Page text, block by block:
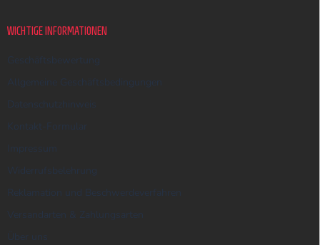
WICHTIGE INFORMATIONEN
Geschäftsbewertung
Allgemeine Geschäftsbedingungen
Datenschutzhinweis
Kontakt-Formular
Impressum
Widerrufsbelehrung
Reklamation und Beschwerdeverfahren
Versandarten & Zahlungsarten
Über uns